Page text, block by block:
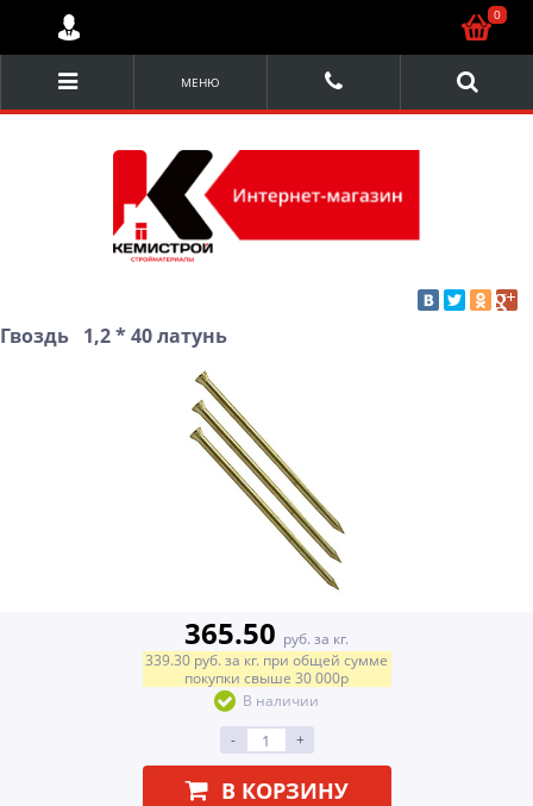
МЕНЮ
Гвоздь 1,2 * 40 латунь
365.50 руб. за кг.
339.30 руб. за кг. при общей сумме
покупки свыше 30 000р
В наличии
-
+
В КОРЗИНУ
0